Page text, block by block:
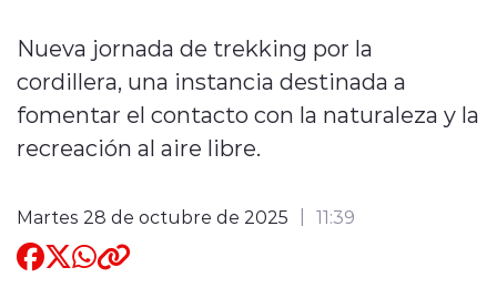
Entrevistas
Quienes Somos
Nueva jornada de trekking por la
cordillera, una instancia destinada a
fomentar el contacto con la naturaleza y la
recreación al aire libre.
Martes 28 de octubre de 2025 11:39